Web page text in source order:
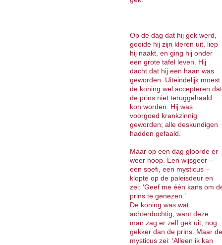
Op de dag dat hij gek werd,
gooide hij zijn kleren uit, liep
hij naakt, en ging hij onder
een grote tafel leven. Hij
dacht dat hij een haan was
geworden. Uiteindelijk moest
de koning wel accepteren dat
de prins niet teruggehaald
kon worden. Hij was
voorgoed krankzinnig
geworden; alle deskundigen
hadden gefaald.
Maar op een dag gloorde er
weer hoop. Een wijsgeer –
een soefi, een mysticus –
klopte op de paleisdeur en
zei: ‘Geef me één kans om
prins te genezen.’
De koning was wat
achterdochtig, want deze
man zag er zelf gek uit, nog
gekker dan de prins. Maar de
mysticus zei: ‘Alleen ik kan